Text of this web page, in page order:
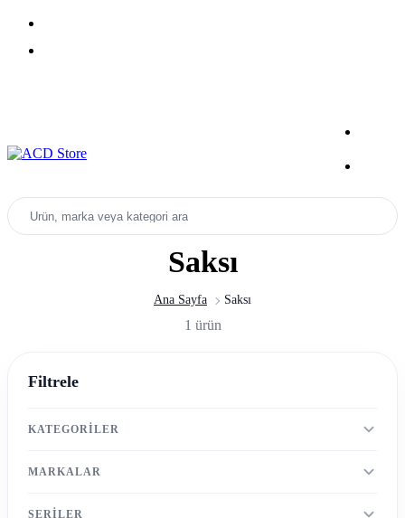
Ürün, marka veya kategori ara
Saksı
Ana Sayfa Saksı
1 ürün
Filtrele
KATEGORILER
MARKALAR
SERILER